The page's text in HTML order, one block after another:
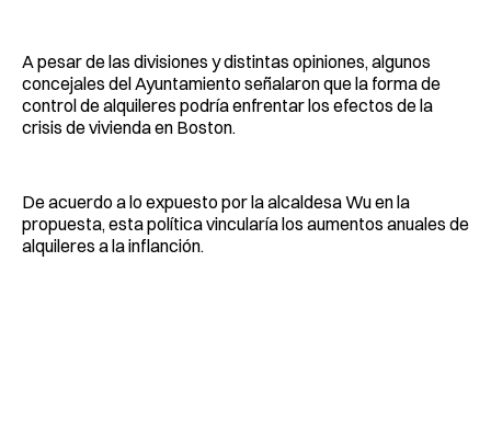
A pesar de las divisiones y distintas opiniones, algunos
concejales del Ayuntamiento señalaron que la forma de
control de alquileres podría enfrentar los efectos de la
crisis de vivienda en Boston.
De acuerdo a lo expuesto por la alcaldesa Wu en la
propuesta, esta política vincularía los aumentos anuales de
alquileres a la inflanción.